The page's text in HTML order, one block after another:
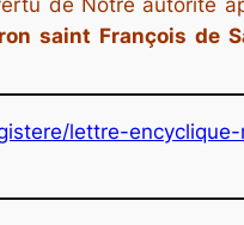
de Notre autorité
saint François de
lettre-